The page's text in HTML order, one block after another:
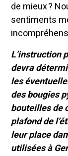
de mieux ?
sentiments
L’instruction
devra
les
des bougies
bouteilles de
plafond de
leur place
utilisées à